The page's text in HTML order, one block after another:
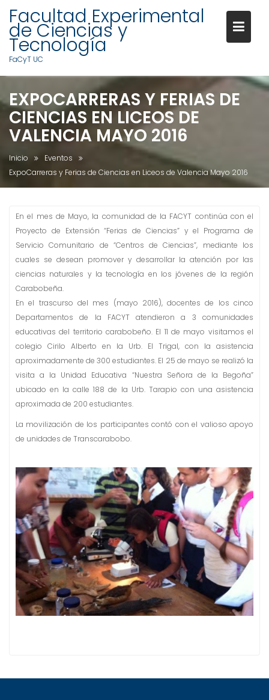
Facultad Experimental
de Ciencias y
Tecnología
FaCyT UC
EXPOCARRERAS Y FERIAS DE
CIENCIAS EN LICEOS DE
VALENCIA MAYO 2016
Inicio
Eventos
ExpoCarreras y Ferias de Ciencias en Liceos de Valencia Mayo 2016
En el mes de Mayo, la comunidad de la FACYT continúa con el
Proyecto de Extensión “Ferias de Ciencias” y el Programa de
Servicio Comunitario de “Centros de Ciencias”, mediante los
cuales se desean promover y desarrollar la atención por las
ciencias naturales y la tecnología en los jóvenes de la región
Carabobeña.
En el trascurso del mes (mayo 2016), docentes de los cinco
Departamentos de la FACYT atendieron a 3 comunidades
educativas del territorio carabobeño. El 11 de mayo visitamos el
colegio Cirilo Alberto en la Urb. El Trigal, con la asistencia
aproximadamente de 300 estudiantes. El 25 de mayo se realizó la
visita a la Unidad Educativa “Nuestra Señora de la Begoña”
ubicado en la calle 188 de la Urb. Tarapio con una asistencia
aproximada de 200 estudiantes.
La movilización de los participantes contó con el valioso apoyo
de unidades de Transcarabobo.